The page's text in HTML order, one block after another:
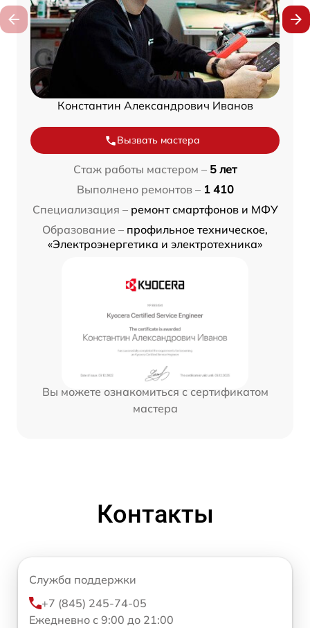
Константин Александрович Иванов
Вызвать мастера
Стаж работы мастером – 5 лет
Выполнено ремонтов – 1 410
Специализация – ремонт смартфонов и МФУ
Образование – профильное техническое,
«Электроэнергетика и электротехника»
Вы можете ознакомиться с сертификатом
мастера
Контакты
Служба поддержки
+7 (845) 245-74-05
Ежедневно с 9:00 до 21:00